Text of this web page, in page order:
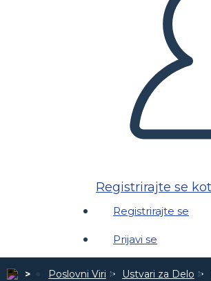
Registrirajte se
Registrirajte se
Prijavi se
Poslovni Viri Ustvari za Delo